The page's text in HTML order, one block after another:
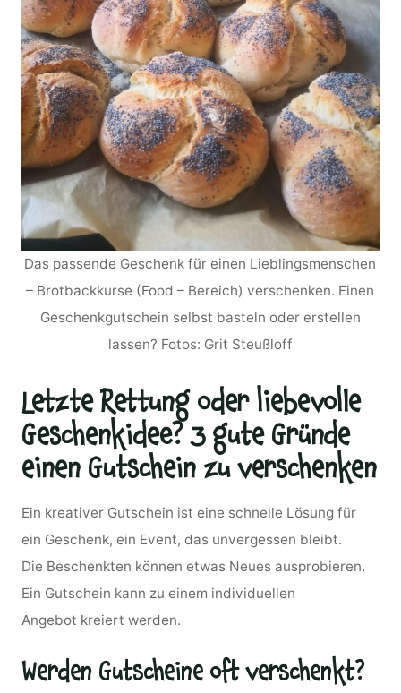
Das passende Geschenk für einen Lieblingsmenschen
– Brotbackkurse (Food – Bereich) verschenken. Einen
Geschenkgutschein selbst basteln oder erstellen
lassen? Fotos: Grit Steußloff
Letzte Rettung oder liebevolle
Geschenkidee? 3 gute Gründe
einen Gutschein zu verschenken
Ein kreativer Gutschein ist eine schnelle Lösung für
ein Geschenk, ein Event, das unvergessen bleibt.
Die Beschenkten können etwas Neues ausprobieren.
Ein Gutschein kann zu einem individuellen
Angebot kreiert werden.
Werden Gutscheine oft verschenkt?